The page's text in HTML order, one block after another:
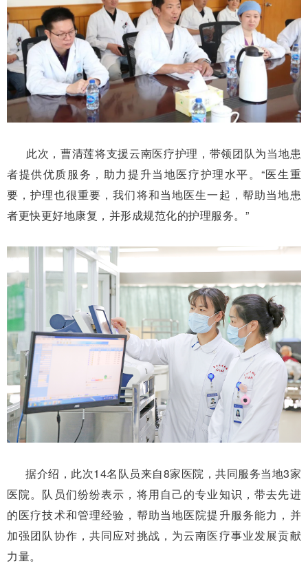
此次，曹清莲将支援云南医疗护理，带领团队为当地患
者提供优质服务，助力提升当地医疗护理水平。“医生重
要，护理也很重要，我们将和当地医生一起，帮助当地患
者更快更好地康复，并形成规范化的护理服务。”
据介绍，此次14名队员来自8家医院，共同服务当地3家
医院。队员们纷纷表示，将用自己的专业知识，带去先进
的医疗技术和管理经验，帮助当地医院提升服务能力，并
加强团队协作，共同应对挑战，为云南医疗事业发展贡献
力量。